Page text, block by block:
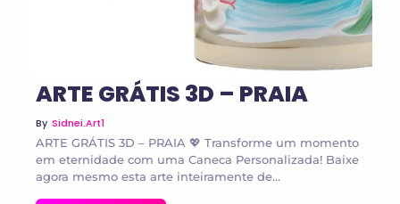
ARTE GRÁTIS 3D – PRAIA
By Sidnei.art1
ARTE GRÁTIS 3D – PRAIA 💖 Transforme um momento
em eternidade com uma Caneca Personalizada! Baixe
agora mesmo esta arte inteiramente de...